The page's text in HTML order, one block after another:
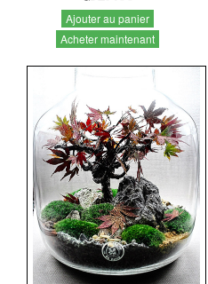
Ajouter au panier
Acheter maintenant